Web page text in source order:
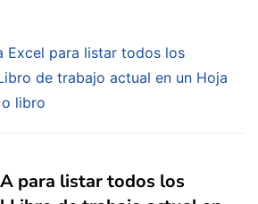
Excel para listar todos los
de trabajo actual en un Hoja
libro
para listar todos los